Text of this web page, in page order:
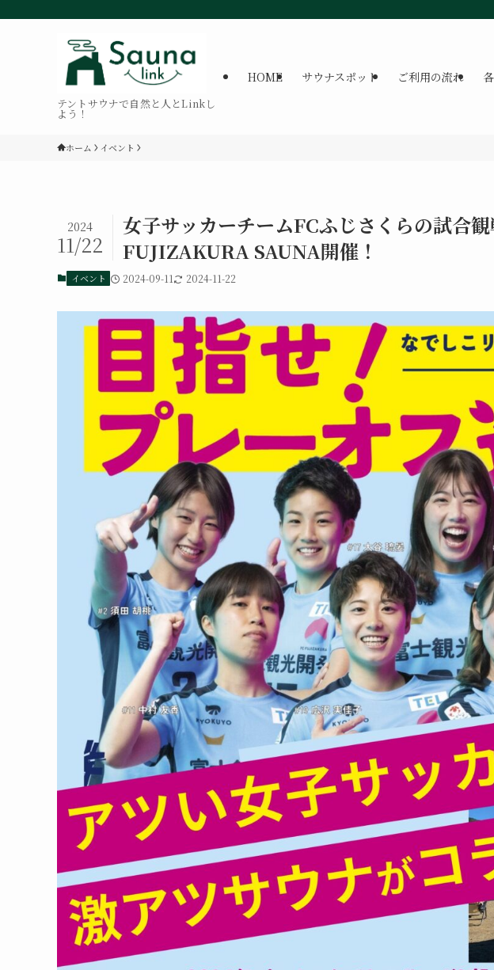
テントサウナで自然と人とLinkし
よう！
HOME サウナスポット ご利用の流れ
ホーム イベント
女子サッカーチームFCふじさくらの試合観
FUJIZAKURA SAUNA開催！
2024
11/22
イベント 2024-09-11 2024-11-22